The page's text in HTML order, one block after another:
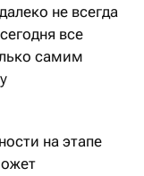
не всегда
все
самим
на этапе